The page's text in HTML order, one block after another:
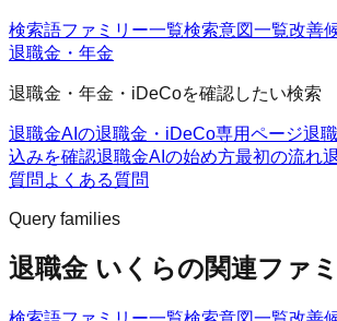
検索語ファミリー一覧検索意図一覧改善
退職金・年金
退職金・年金・iDeCoを確認したい検索
退職金AIの退職金・iDeCo専用ページ退
込みを確認退職金AIの始め方最初の流れ
質問 よくある質問
Query families
退職金 いくらの関連ファ